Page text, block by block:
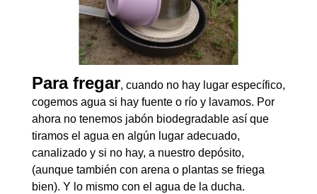
Para fregar, cuando no hay lugar específico,
cogemos agua si hay fuente o río y lavamos. Por
ahora no tenemos jabón biodegradable así que
tiramos el agua en algún lugar adecuado,
canalizado y si no hay, a nuestro depósito,
(aunque también con arena o plantas se friega
bien). Y lo mismo con el agua de la ducha.